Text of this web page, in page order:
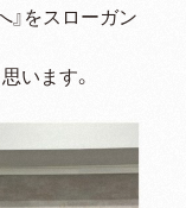
』をスローガン
います。